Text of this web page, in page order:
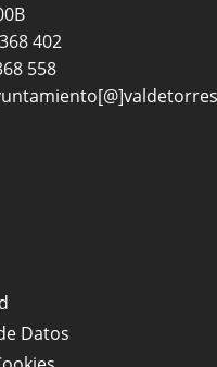
402
558
Datos